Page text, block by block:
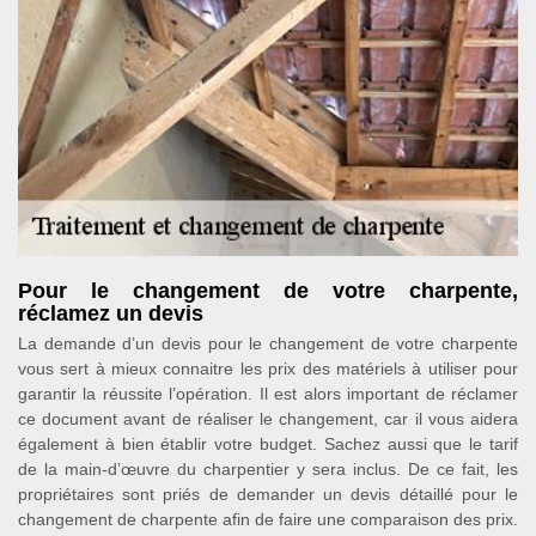
Pour le changement de votre charpente,
réclamez un devis
La demande d’un devis pour le changement de votre charpente
vous sert à mieux connaitre les prix des matériels à utiliser pour
garantir la réussite l’opération. Il est alors important de réclamer
ce document avant de réaliser le changement, car il vous aidera
également à bien établir votre budget. Sachez aussi que le tarif
de la main-d’œuvre du charpentier y sera inclus. De ce fait, les
propriétaires sont priés de demander un devis détaillé pour le
changement de charpente afin de faire une comparaison des prix.